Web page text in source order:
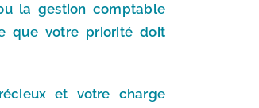
la gestion comptable
que votre priorité doit
et votre charge